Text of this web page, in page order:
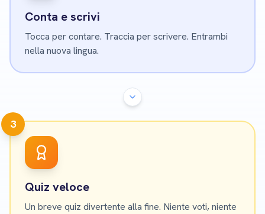
Conta e scrivi
Tocca per contare. Traccia per scrivere. Entrambi
nella nuova lingua.
3
Quiz veloce
Un breve quiz divertente alla fine. Niente voti, niente